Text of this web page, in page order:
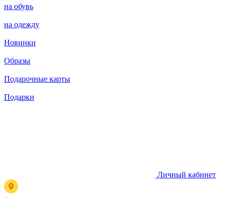
на обувь
на одежду
Новинки
Образы
Подарочные карты
Подарки
Личный кабинет